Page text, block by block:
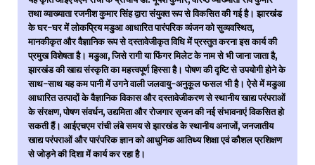
तथा व्याख्याता रजनीश कुमार सिंह द्वारा संयुक्त रूप से विकसित की गई है। झारखंड
के घर-घर में लोकप्रिय मडुआ आधारित पारंपरिक व्यंजन को सुव्यवस्थित,
मानकीकृत और वैज्ञानिक रूप से दस्तावेजीकृत विधि में प्रस्तुत करना इस कार्य की
प्रमुख विशेषता है। मडुआ, जिसे रागी या फिंगर मिलेट के नाम से भी जाना जाता है,
झारखंड की खाद्य संस्कृति का महत्त्वपूर्ण हिस्सा है। पोषण की दृष्टि से उपयोगी होने के
साथ-साथ यह कम पानी में उगने वाली जलवायु-अनुकूल फसल भी है। ऐसे में मडुआ
आधारित उत्पादों के वैज्ञानिक विकास और दस्तावेजीकरण से स्थानीय खाद्य परंपराओं
के संरक्षण, पोषण संवर्धन, उद्यमिता और रोजगार सृजन की नई संभावनाएं विकसित हो
सकती हैं। आईएचएम रांची लंबे समय से झारखंड के स्थानीय अनाजों, जनजातीय
खाद्य परंपराओं और पारंपरिक ज्ञान को आधुनिक आतिथ्य शिक्षा एवं कौशल प्रशिक्षण
से जोड़ने की दिशा में कार्य कर रहा है।